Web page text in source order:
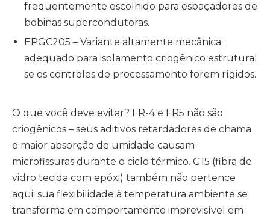
frequentemente escolhido para espaçadores de
bobinas supercondutoras.
EPGC205 – Variante altamente mecânica;
adequado para isolamento criogênico estrutural
se os controles de processamento forem rígidos.
O que você deve evitar? FR-4 e FR5 não são
criogênicos – seus aditivos retardadores de chama
e maior absorção de umidade causam
microfissuras durante o ciclo térmico. G15 (fibra de
vidro tecida com epóxi) também não pertence
aqui; sua flexibilidade à temperatura ambiente se
transforma em comportamento imprevisível em